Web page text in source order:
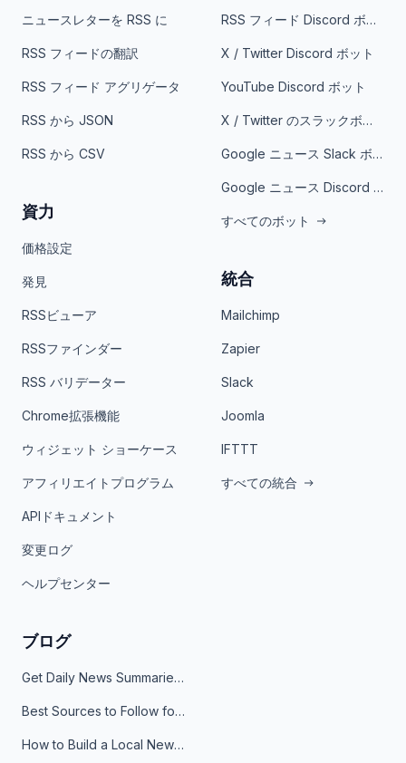
ニュースレターを RSS に
RSS フィードの翻訳
RSS フィード アグリゲータ
RSS から JSON
RSS から CSV
資力
価格設定
発見
RSSビューア
RSSファインダー
RSS バリデーター
Chrome拡張機能
ウィジェット ショーケース
アフィリエイトプログラム
APIドキュメント
変更ログ
ヘルプセンター
RSS フィード Discord ボット
X / Twitter Discord ボット
YouTube Discord ボット
X / Twitter のスラックボット
Google ニュース Slack ボット
Google ニュース Discord ボット
すべてのボット
統合
Mailchimp
Zapier
Slack
Joomla
IFTTT
すべての統合
ブログ
Get Daily News Summaries About Any Topic in Telegram, Discord, Slack, and Email
Best Sources to Follow for Crypto News in Your Reader (2026)
How to Build a Local News Hub That Updates Itself